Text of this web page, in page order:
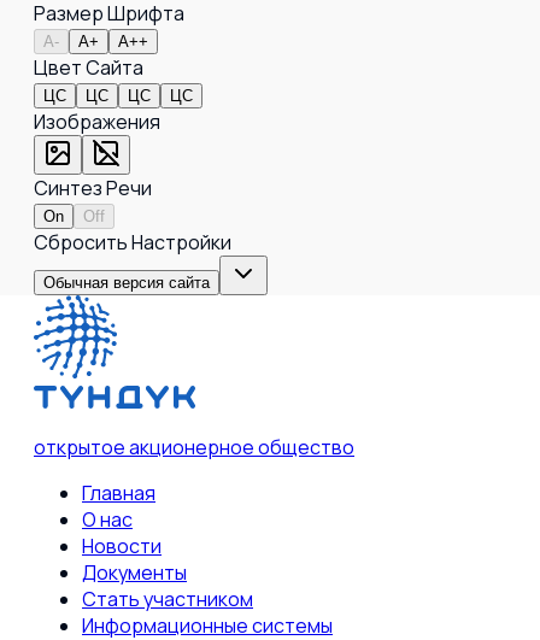
Размер Шрифта
A- A+ A++
Цвет Сайта
ЦС ЦС ЦС ЦС
Изображения
Синтез Речи
On Off
Сбросить Настройки
Обычная версия сайта
открытое акционерное общество
Главная
О нас
Новости
Документы
Стать участником
Информационные системы